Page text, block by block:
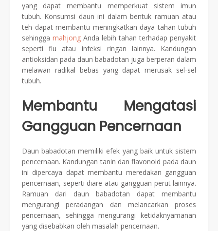
yang dapat membantu memperkuat sistem imun
tubuh. Konsumsi daun ini dalam bentuk ramuan atau
teh dapat membantu meningkatkan daya tahan tubuh
sehingga mahjong Anda lebih tahan terhadap penyakit
seperti flu atau infeksi ringan lainnya. Kandungan
antioksidan pada daun babadotan juga berperan dalam
melawan radikal bebas yang dapat merusak sel-sel
tubuh.
Membantu Mengatasi
Gangguan Pencernaan
Daun babadotan memiliki efek yang baik untuk sistem
pencernaan. Kandungan tanin dan flavonoid pada daun
ini dipercaya dapat membantu meredakan gangguan
pencernaan, seperti diare atau gangguan perut lainnya.
Ramuan dari daun babadotan dapat membantu
mengurangi peradangan dan melancarkan proses
pencernaan, sehingga mengurangi ketidaknyamanan
yang disebabkan oleh masalah pencernaan.